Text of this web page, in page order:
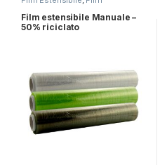
estensibile Riciclato
Manuale
Film estensibile Manuale –
50% riciclato